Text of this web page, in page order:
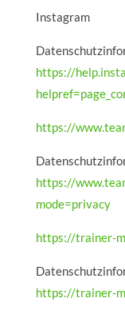
Instagram
https://
https://
https://
mode=privacy
https://trainer-
https://trainer-